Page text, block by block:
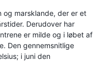
og marsklande, der er et
Derudover har
er milde og i løbet af
Den gennemsnitlige
i juni den